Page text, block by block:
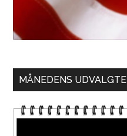
MÅNEDENS UDVALGTE